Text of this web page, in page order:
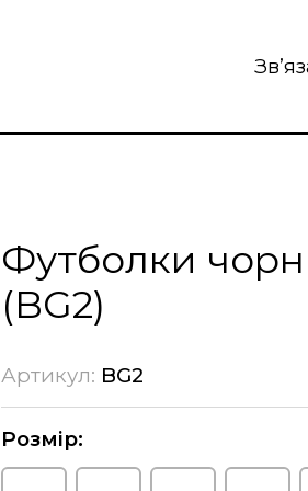
Футболки
(BG2)
Артикул: BG2
Розмір: